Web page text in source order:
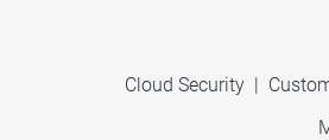
Cloud Security |